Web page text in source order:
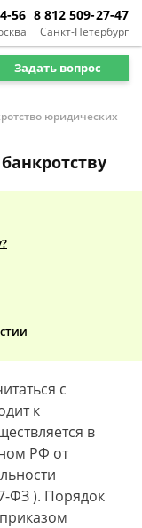
56
Санкт-Петербург
8 812 509-27-47
Задать вопрос
юридических
с
к
в
РФ от
ФЗ ). Порядок